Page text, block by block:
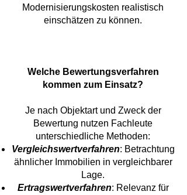
Modernisierungskosten realistisch
einschätzen zu können.
​Welche Bewertungsverfahren
kommen zum Einsatz?
Je nach Objektart und Zweck der
Bewertung nutzen Fachleute
unterschiedliche Methoden:
Vergleichswertverfahren: Betrachtung
ähnlicher Immobilien in vergleichbarer
Lage.
Ertragswertverfahren: Relevanz für